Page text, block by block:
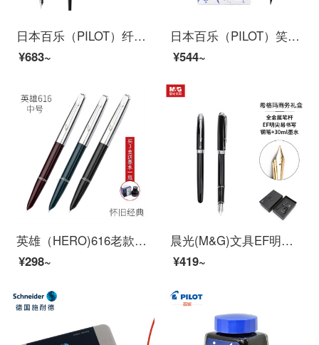
日本百乐（PILOT）纤扬长笔杆钢笔 男女手绘速写练字学生成人钢笔 EF尖 黑色 DPP-70-B-EF原装进口
¥683~
日本百乐（PILOT）笑脸钢笔学生练字笔 入门级书法笔（含墨胆6支）FKA-1SR 蓝色 M尖
¥544~
英雄（HERO)616老款钢笔经典老式中号小号复古练字男女学生通用中细尖329美工笔330上海原厂 616中号随机颜色3支装0.5mm
¥298~
晨光(M&G)文具EF明尖黑色金属钢笔 学生练字墨水笔 希格玛系列男士商务礼品套装(钢笔*1+30ml墨水*1)HAFP0919
¥419~